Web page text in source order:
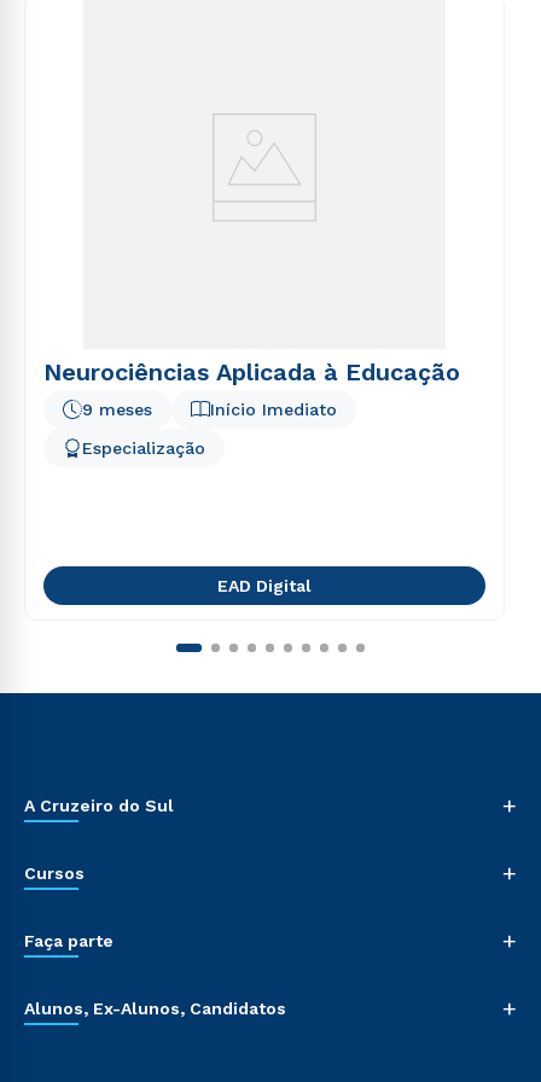
Neurociências Aplicada à Educação
Início Imediato
9 meses
Especialização
EAD Digital
A Cruzeiro do Sul +
Cursos +
Faça parte +
Alunos, Ex-Alunos, Candidatos +